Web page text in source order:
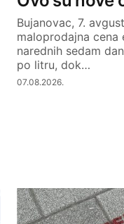
Bujanovac, 7.
maloprodajna cena
narednih sedam
po litru, dok…
07.08.2026.